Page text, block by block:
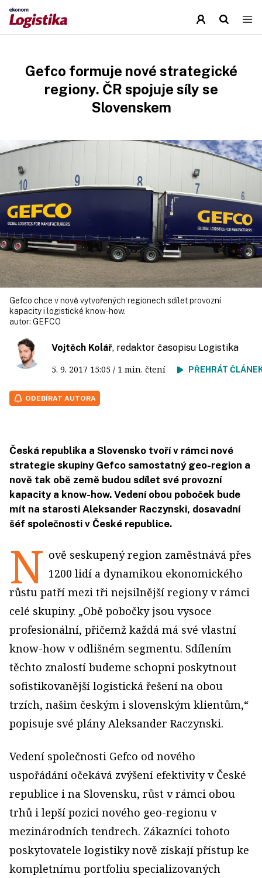
Gefco formuje nové strategické
regiony. ČR spojuje síly se
Slovenskem
Gefco chce v nově vytvořených regionech sdílet provozní
kapacity i logistické know-how.
autor: GEFCO
Vojtěch Kolář, redaktor časopisu Logistika
5. 9. 2017 15:05 / 1 min. čtení PŘEHRÁT
ODEBÍRAT AUTORA
Česká republika a Slovensko tvoří v rámci nové
strategie skupiny Gefco samostatný geo-region a
nově tak obě země budou sdílet své provozní
kapacity a know-how. Vedení obou poboček bude
mít na starosti Aleksander Raczynski, dosavadní
šéf společnosti v České republice.
N ově seskupený region zaměstnává přes
1200 lidí a dynamikou ekonomického
růstu patří mezi tři nejsilnější regiony v rámci
celé skupiny. „Obě pobočky jsou vysoce
profesionální, přičemž každá má své vlastní
know-how v odlišném segmentu. Sdílením
těchto znalostí budeme schopni poskytnout
sofistikovanější logistická řešení na obou
trzích, našim českým i slovenským klientům,“
popisuje své plány Aleksander Raczynski.
Vedení společnosti Gefco od nového
uspořádání očekává zvýšení efektivity v České
republice i na Slovensku, růst v rámci obou
trhů i lepší pozici nového geo-regionu v
mezinárodních tendrech. Zákazníci tohoto
poskytovatele logistiky nově získají přístup ke
kompletnímu portfoliu specializovaných